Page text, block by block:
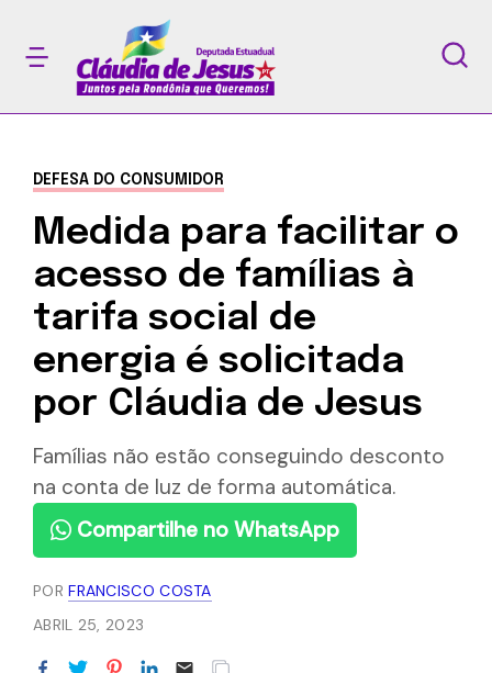
DEFESA DO CONSUMIDOR
Medida para facilitar o
acesso de famílias à
tarifa social de
energia é solicitada
por Cláudia de Jesus
Famílias não estão conseguindo desconto
na conta de luz de forma automática.
Compartilhe no WhatsApp
PORFRANCISCO COSTA
ABRIL 25, 2023